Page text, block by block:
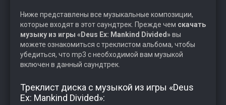
Ниже представлены все музыкальные композиции,
которые входят в этот саундтрек. Прежде чем скачать
музыку из игры «Deus Ex: Mankind Divided»вы
можете ознакомиться с треклистом альбома, чтобы
убедиться, что mp3 с необходимой вам музыкой
включен в данный саундтрек.
Треклист диска с музыкой из игры «Deus
Ex: Mankind Divided»: